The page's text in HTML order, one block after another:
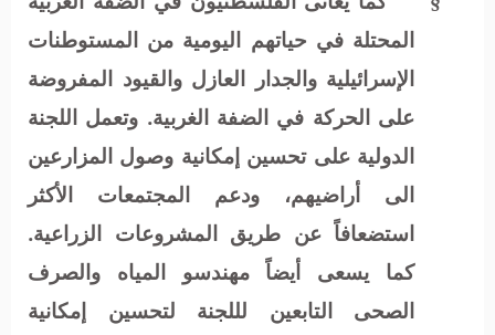
المحتلة في حياتهم اليومية من المستوطنات
الإسرائيلية والجدار العازل والقيود المفروضة
على الحركة في الضفة الغربية. وتعمل اللجنة
الدولية على تحسين إمكانية وصول المزارعين
الى أراضيهم، ودعم المجتمعات الأكثر
استضعافاً عن طريق المشروعات الزراعية.
كما يسعى أيضاً مهندسو المياه والصرف
الصحى التابعين لللجنة لتحسين إمكانية